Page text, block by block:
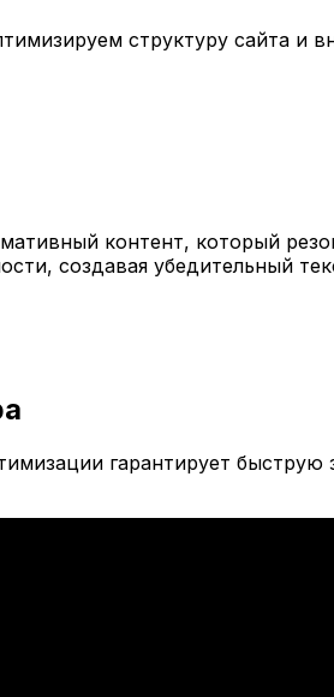
структуру сайта и
контент, который
создавая убедительный
гарантирует быструю